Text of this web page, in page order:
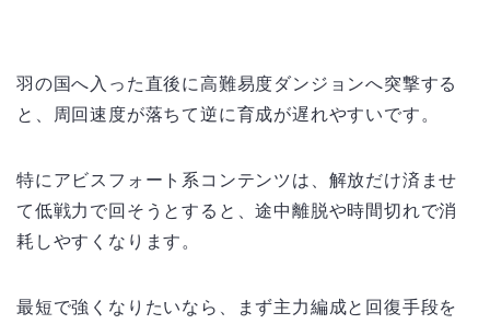
羽の国へ入った直後に高難易度ダンジョンへ突撃する
と、周回速度が落ちて逆に育成が遅れやすいです。
特にアビスフォート系コンテンツは、解放だけ済ませ
て低戦力で回そうとすると、途中離脱や時間切れで消
耗しやすくなります。
最短で強くなりたいなら、まず主力編成と回復手段を